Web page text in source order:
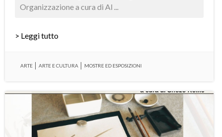
Organizzazione a cura di Al ...
> Leggi tutto
ARTE ARTE E CULTURA MOSTRE ED ESPOSIZIONI